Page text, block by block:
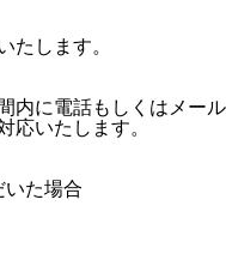
たします。
内に電話もしくはメール
応いたします。
いた場合